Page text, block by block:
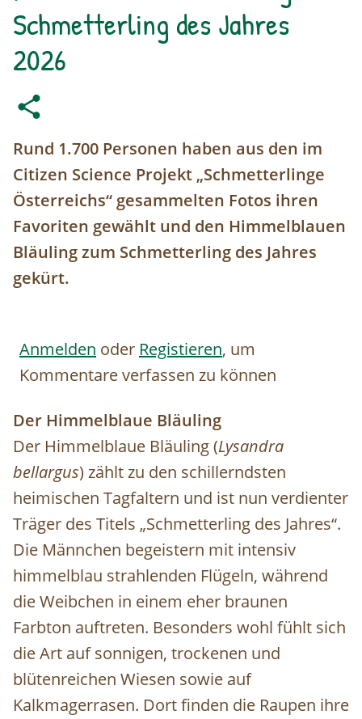
Schmetterling des Jahres
2026
Rund 1.700 Personen haben aus den im
Citizen Science Projekt „Schmetterlinge
Österreichs“ gesammelten Fotos ihren
Favoriten gewählt und den Himmelblauen
Bläuling zum Schmetterling des Jahres
gekürt.
Anmelden oder Registieren, um
Kommentare verfassen zu können
Der Himmelblaue Bläuling
Der Himmelblaue Bläuling (Lysandra
bellargus) zählt zu den schillerndsten
heimischen Tagfaltern und ist nun verdienter
Träger des Titels „Schmetterling des Jahres“.
Die Männchen begeistern mit intensiv
himmelblau strahlenden Flügeln, während
die Weibchen in einem eher braunen
Farbton auftreten. Besonders wohl fühlt sich
die Art auf sonnigen, trockenen und
blütenreichen Wiesen sowie auf
Kalkmagerrasen. Dort finden die Raupen ihre